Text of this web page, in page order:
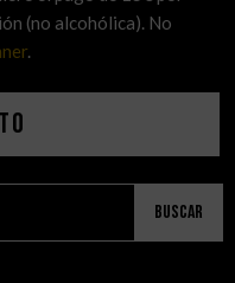
(no alcohólica). No
.
Buscar